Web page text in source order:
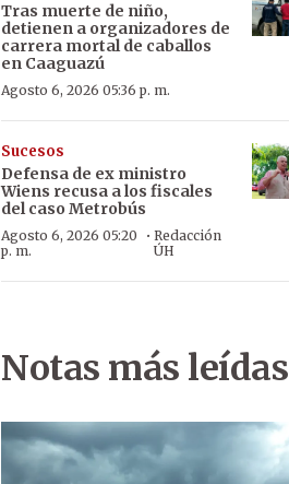
Tras muerte de niño,
detienen a organizadores de
carrera mortal de caballos
en Caaguazú
Agosto 6, 2026 05:36 p. m.
Sucesos
Defensa de ex ministro
Wiens recusa a los fiscales
del caso Metrobús
Agosto 6, 2026 05:20
p. m.
· Redacción
ÚH
Notas más leídas